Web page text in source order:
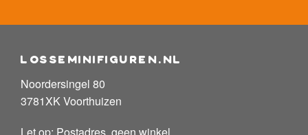
losseminifiguren.nl
Noordersingel 80
3781XK Voorthuizen